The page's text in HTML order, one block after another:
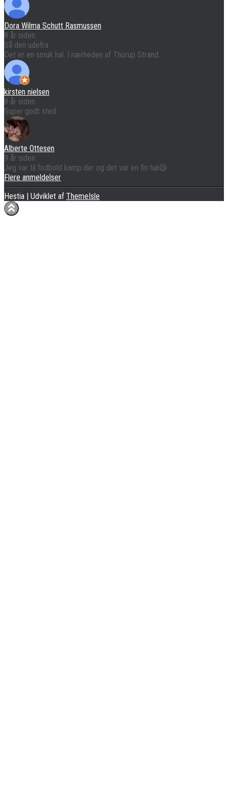
Dora Wilma Schutt Rasmussen
8 år siden
Så den udefra
Det er en smuk hal. I nærheden af Thorup Strand.
kirsten nielsen
8 år siden
Super godt sted
Alberte Ottesen
9 år siden
Jeg var til fodbold kamp der og det var en fin hal😄
Flere anmeldelser
Hestia | Udviklet af ThemeIsle